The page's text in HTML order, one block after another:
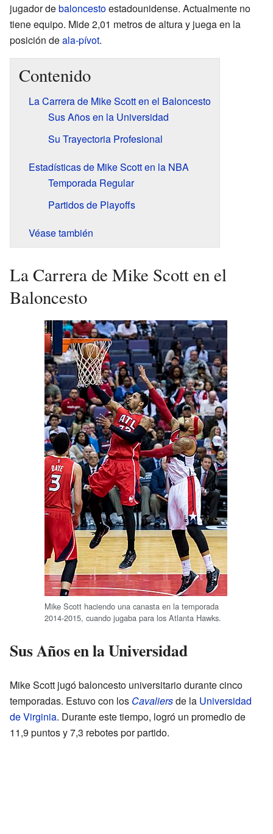
jugador debaloncestoestadounidense. Actualmente no
tiene equipo. Mide 2,01 metros de altura y juega en la
posición deala-pívot.
Contenido
La Carrera de Mike Scott en el Baloncesto
Sus Años en la Universidad
Su Trayectoria Profesional
Estadísticas de Mike Scott en la NBA
Temporada Regular
Partidos de Playoffs
Véase también
La Carrera de Mike Scott en el
Baloncesto
Mike Scott haciendo una canasta en la temporada
2014-2015, cuando jugaba para los Atlanta Hawks.
Sus Años en la Universidad
Mike Scott jugó baloncesto universitario durante cinco
temporadas. Estuvo con los Cavaliersde la Universidad
de Virginia. Durante este tiempo, logró un promedio de
11,9 puntos y 7,3 rebotes por partido.